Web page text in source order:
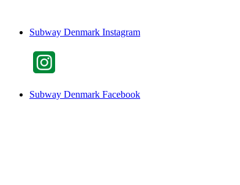
Subway Denmark Instagram
Subway Denmark Facebook